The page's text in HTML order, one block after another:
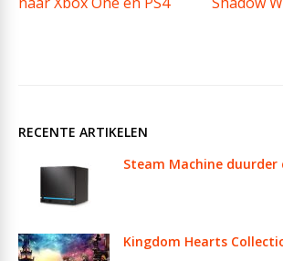
RECENTE ARTIKELEN
Steam Machine duurder
Kingdom Hearts